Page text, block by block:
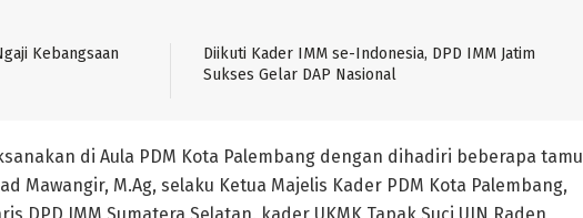
Kebangsaan
Diikuti Kader IMM se-Indonesia, DPD IMM Jatim
Sukses Gelar DAP Nasional
di Aula PDM Kota Palembang dengan dihadiri beberapa tamu
Mawangir, M.Ag, selaku Ketua Majelis Kader PDM Kota Palembang,